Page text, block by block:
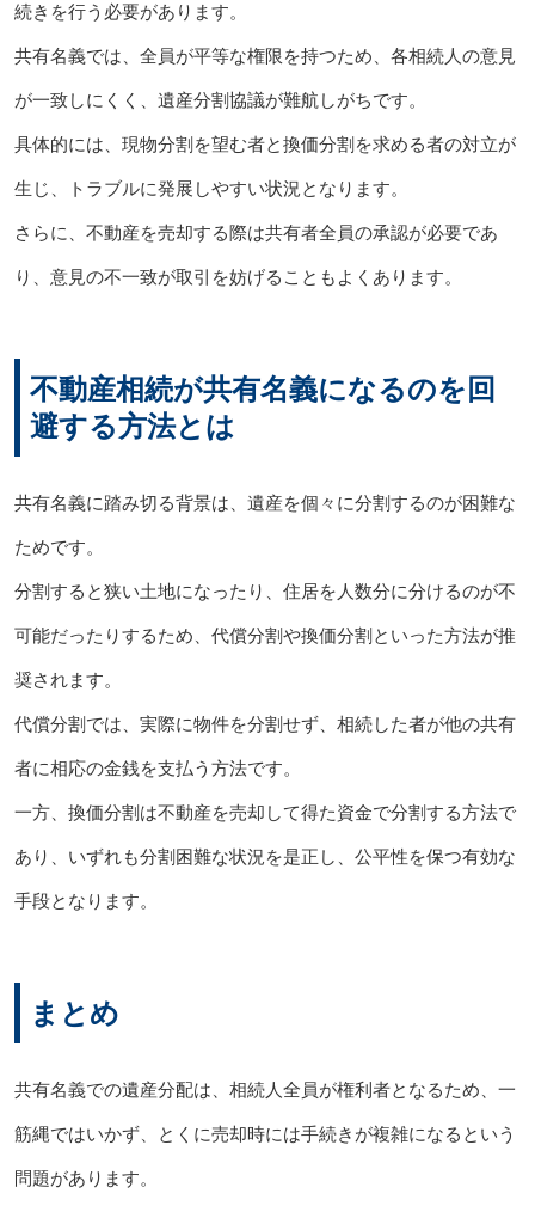
続きを行う必要があります。
共有名義では、全員が平等な権限を持つため、各相続人の意見
が一致しにくく、遺産分割協議が難航しがちです。
具体的には、現物分割を望む者と換価分割を求める者の対立が
生じ、トラブルに発展しやすい状況となります。
さらに、不動産を売却する際は共有者全員の承認が必要であ
り、意見の不一致が取引を妨げることもよくあります。
不動産相続が共有名義になるのを回
避する方法とは
共有名義に踏み切る背景は、遺産を個々に分割するのが困難な
ためです。
分割すると狭い土地になったり、住居を人数分に分けるのが不
可能だったりするため、代償分割や換価分割といった方法が推
奨されます。
代償分割では、実際に物件を分割せず、相続した者が他の共有
者に相応の金銭を支払う方法です。
一方、換価分割は不動産を売却して得た資金で分割する方法で
あり、いずれも分割困難な状況を是正し、公平性を保つ有効な
手段となります。
まとめ
共有名義での遺産分配は、相続人全員が権利者となるため、一
筋縄ではいかず、とくに売却時には手続きが複雑になるという
問題があります。